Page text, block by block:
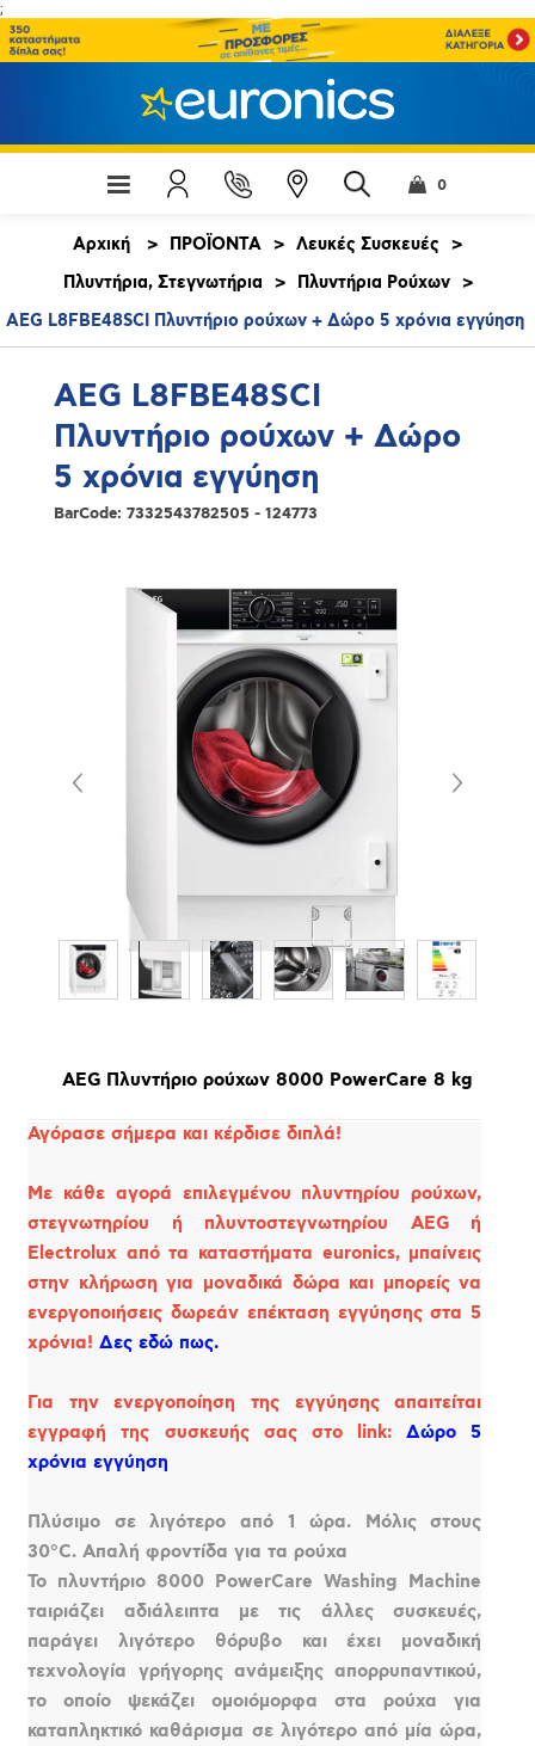
;
0
Αρχική > ΠΡΟΪΟΝΤΑ > Λευκές Συσκευές
>
Πλυντήρια, Στεγνωτήρια
> Πλυντήρια Ρούχων >
AEG L8FBE48SCI Πλυντήριο ρούχων + Δώρο 5 χρόνια εγγύηση
AEG L8FBE48SCI
Πλυντήριο ρούχων + Δώρο
5 χρόνια εγγύηση
BarCode: 7332543782505 - 124773
AEG Πλυντήριο ρούχων 8000 PowerCare 8 kg
Αγόρασε σήμερα και κέρδισε διπλά!
Με κάθε αγορά επιλεγμένου πλυντηρίου ρούχων,
στεγνωτηρίου ή πλυντοστεγνωτηρίου AEG ή
Electrolux από τα καταστήματα euronics, μπαίνεις
στην κλήρωση για μοναδικά δώρα και μπορείς να
ενεργοποιήσεις δωρεάν επέκταση εγγύησης στα 5
χρόνια! Δες εδώ πως.
Για την ενεργοποίηση της εγγύησης απαιτείται
εγγραφή της συσκευής σας στο link:Δώρο 5
χρόνια εγγύηση
Πλύσιμο σε λιγότερο από 1 ώρα. Μόλις στους
30°C. Απαλή φροντίδα για τα ρούχα
Το πλυντήριο 8000 PowerCare Washing Machine
ταιριάζει αδιάλειπτα με τις άλλες συσκευές,
παράγει λιγότερο θόρυβο και έχει μοναδική
τεχνολογία γρήγορης ανάμειξης απορρυπαντικού,
το οποίο ψεκάζει ομοιόμορφα στα ρούχα για
καταπληκτικό καθάρισμα σε λιγότερο από μία ώρα,